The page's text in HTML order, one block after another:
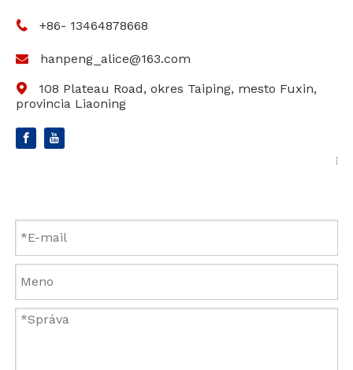
 +86- 13464878668
 hanpeng_alice@163.com

108 Plateau Road, okres Taiping, mesto Fuxin,
provincia Liaoning